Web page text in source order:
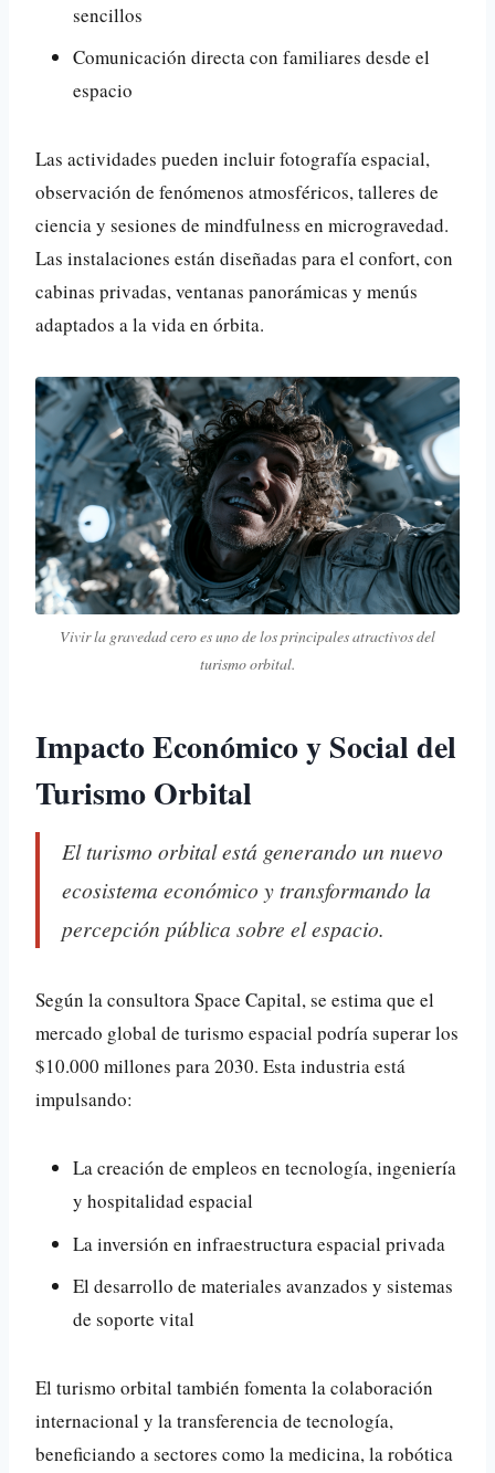
sencillos
Comunicación directa con familiares desde el
espacio
Las actividades pueden incluir fotografía espacial,
observación de fenómenos atmosféricos, talleres de
ciencia y sesiones de mindfulness en microgravedad.
Las instalaciones están diseñadas para el confort, con
cabinas privadas, ventanas panorámicas y menús
adaptados a la vida en órbita.
Vivir la gravedad cero es uno de los principales atractivos del
turismo orbital.
Impacto Económico y Social del
Turismo Orbital
El turismo orbital está generando un nuevo
ecosistema económico y transformando la
percepción pública sobre el espacio.
Según la consultora Space Capital, se estima que el
mercado global de turismo espacial podría superar los
$10.000 millones para 2030. Esta industria está
impulsando:
La creación de empleos en tecnología, ingeniería
y hospitalidad espacial
La inversión en infraestructura espacial privada
El desarrollo de materiales avanzados y sistemas
de soporte vital
El turismo orbital también fomenta la colaboración
internacional y la transferencia de tecnología,
beneficiando a sectores como la medicina, la robótica